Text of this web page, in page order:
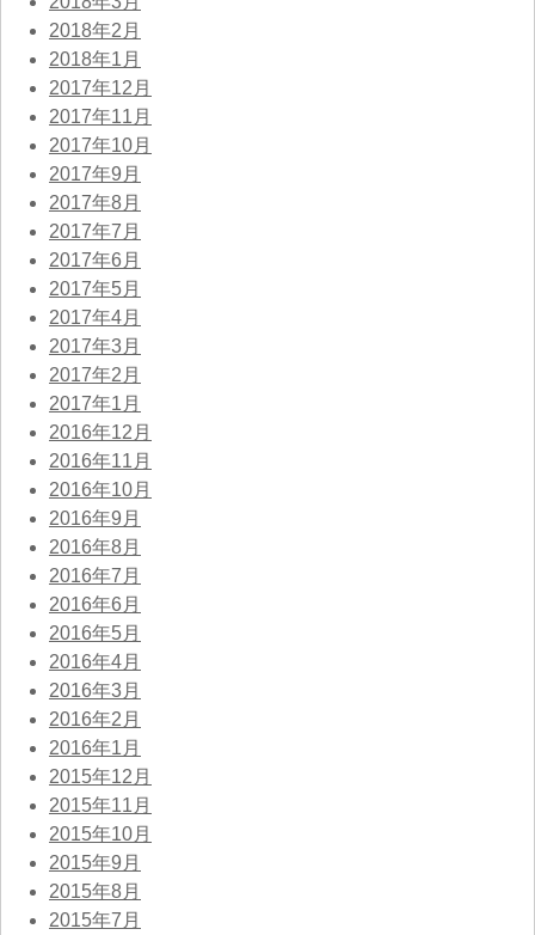
2018年2月
2018年1月
2017年12月
2017年11月
2017年10月
2017年9月
2017年8月
2017年7月
2017年6月
2017年5月
2017年4月
2017年3月
2017年2月
2017年1月
2016年12月
2016年11月
2016年10月
2016年9月
2016年8月
2016年7月
2016年6月
2016年5月
2016年4月
2016年3月
2016年2月
2016年1月
2015年12月
2015年11月
2015年10月
2015年9月
2015年8月
2015年7月